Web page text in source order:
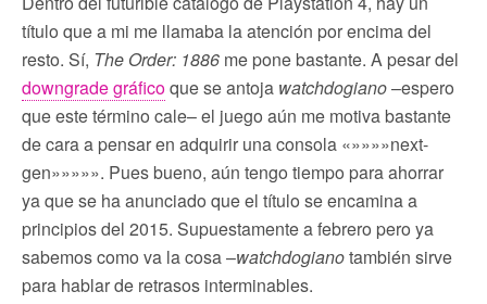
título que a mi me llamaba la atención por encima del
resto. Sí, The Order: 1886 me pone bastante. A pesar del
downgrade gráficoque se antoja watchdogiano–espero
que este término cale– el juego aún me motiva bastante
de cara a pensar en adquirir una consola «»»»»next-
gen»»»»». Pues bueno, aún tengo tiempo para ahorrar
ya que se ha anunciado que el título se encamina a
principios del 2015. Supuestamente a febrero pero ya
sabemos como va la cosa –watchdogianotambién sirve
para hablar de retrasos interminables.